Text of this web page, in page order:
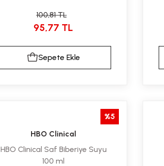
100,81 TL
95,77 TL
Sepete Ekle
%5
HBO Clinical
HBO Clinical Saf Biberiye Suyu
100 ml